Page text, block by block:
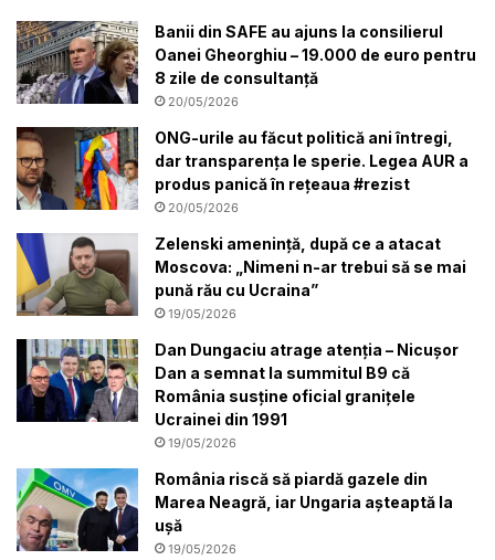
Banii din SAFE au ajuns la consilierul
Oanei Gheorghiu – 19.000 de euro pentru
8 zile de consultanță
20/05/2026
ONG-urile au făcut politică ani întregi,
dar transparența le sperie. Legea AUR a
produs panică în rețeaua #rezist
20/05/2026
Zelenski amenință, după ce a atacat
Moscova: „Nimeni n-ar trebui să se mai
pună rău cu Ucraina”
19/05/2026
Dan Dungaciu atrage atenția – Nicușor
Dan a semnat la summitul B9 că
România susține oficial granițele
Ucrainei din 1991
19/05/2026
România riscă să piardă gazele din
Marea Neagră, iar Ungaria așteaptă la
ușă
19/05/2026